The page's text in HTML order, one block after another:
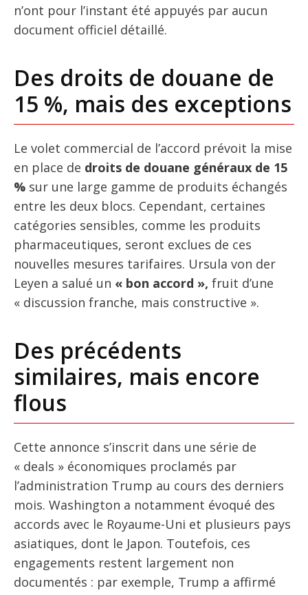
n’ont pour l’instant été appuyés par aucun
document officiel détaillé.
Des droits de douane de
15 %, mais des exceptions
Le volet commercial de l’accord prévoit la mise
en place de droits de douane généraux de 15
% sur une large gamme de produits échangés
entre les deux blocs. Cependant, certaines
catégories sensibles, comme les produits
pharmaceutiques, seront exclues de ces
nouvelles mesures tarifaires. Ursula von der
Leyen a salué un « bon accord », fruit d’une
« discussion franche, mais constructive ».
Des précédents
similaires, mais encore
flous
Cette annonce s’inscrit dans une série de
« deals » économiques proclamés par
l’administration Trump au cours des derniers
mois. Washington a notamment évoqué des
accords avec le Royaume-Uni et plusieurs pays
asiatiques, dont le Japon. Toutefois, ces
engagements restent largement non
documentés : par exemple, Trump a affirmé